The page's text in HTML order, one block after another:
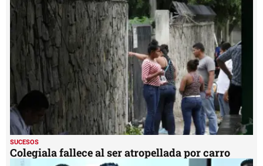
SUCESOS
Colegiala fallece al ser atropellada por carro